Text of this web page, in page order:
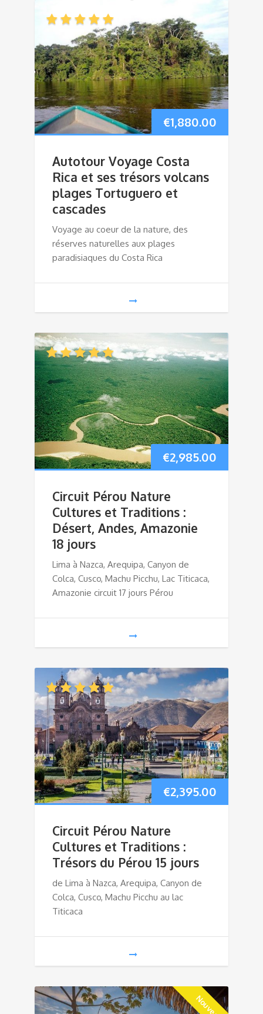
€1,880.00
Autotour Voyage Costa
Rica et ses trésors volcans
plages Tortuguero et
cascades
Voyage au coeur de la nature, des
réserves naturelles aux plages
paradisiaques du Costa Rica
€2,985.00
Circuit Pérou Nature
Cultures et Traditions :
Désert, Andes, Amazonie
18 jours
Lima à Nazca, Arequipa, Canyon de
Colca, Cusco, Machu Picchu, Lac Titicaca,
Amazonie circuit 17 jours Pérou
€2,395.00
Circuit Pérou Nature
Cultures et Traditions :
Trésors du Pérou 15 jours
de Lima à Nazca, Arequipa, Canyon de
Colca, Cusco, Machu Picchu au lac
Titicaca